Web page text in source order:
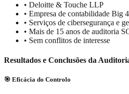
• Deloitte & Touche LLP
• Empresa de contabilidade Big 4
• Serviços de cibersegurança e
• Mais de 15 anos de auditoria
• Sem conflitos de interesse
Resultados e Conclusões da
🎯 Eficácia do Controlo